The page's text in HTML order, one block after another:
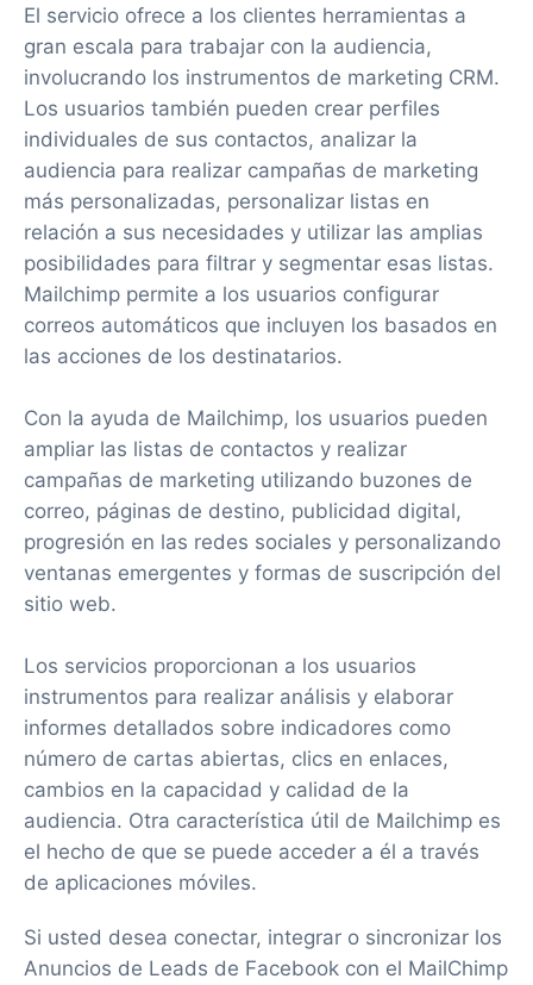
El servicio ofrece a los clientes herramientas a
gran escala para trabajar con la audiencia,
involucrando los instrumentos de marketing CRM.
Los usuarios también pueden crear perfiles
individuales de sus contactos, analizar la
audiencia para realizar campañas de marketing
más personalizadas, personalizar listas en
relación a sus necesidades y utilizar las amplias
posibilidades para filtrar y segmentar esas listas.
Mailchimp permite a los usuarios configurar
correos automáticos que incluyen los basados en
las acciones de los destinatarios.
Con la ayuda de Mailchimp, los usuarios pueden
ampliar las listas de contactos y realizar
campañas de marketing utilizando buzones de
correo, páginas de destino, publicidad digital,
progresión en las redes sociales y personalizando
ventanas emergentes y formas de suscripción del
sitio web.
Los servicios proporcionan a los usuarios
instrumentos para realizar análisis y elaborar
informes detallados sobre indicadores como
número de cartas abiertas, clics en enlaces,
cambios en la capacidad y calidad de la
audiencia. Otra característica útil de Mailchimp es
el hecho de que se puede acceder a él a través
de aplicaciones móviles.
Si usted desea conectar, integrar o sincronizar los
Anuncios de Leads de Facebook con el MailChimp